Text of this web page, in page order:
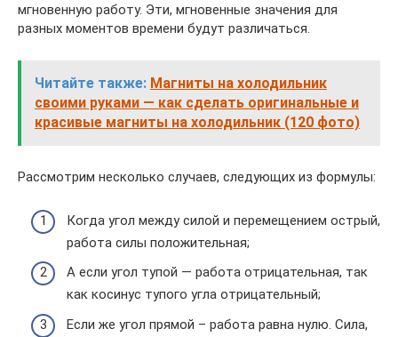
мгновенную работу. Эти, мгновенные значения для
разных моментов времени будут различаться.
Читайте также: Магниты на холодильник
своими руками — как сделать оригинальные и
красивые магниты на холодильник (120 фото)
Рассмотрим несколько случаев, следующих из формулы:
Когда угол между силой и перемещением острый,
работа силы положительная;
А если угол тупой — работа отрицательная, так
как косинус тупого угла отрицательный;
Если же угол прямой – работа равна нулю. Сила,